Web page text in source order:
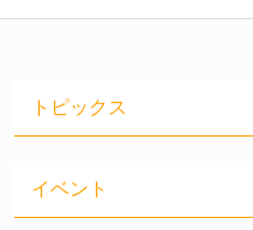
トピックス
イベント